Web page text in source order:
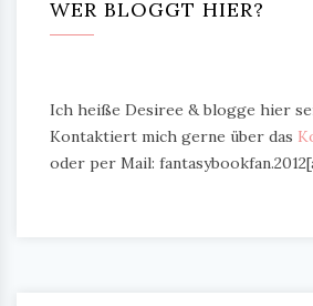
WER BLOGGT HIER?
Ich heiße Desiree & blogge hier
Kontaktiert mich gerne über das
oder per Mail: